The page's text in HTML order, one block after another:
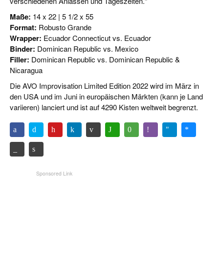
Maße: 14 x 22 | 5 1/2 x 55
Format: Robusto Grande
Wrapper: Ecuador Connecticut vs. Ecuador
Binder: Dominican Republic vs. Mexico
Filler: Dominican Republic vs. Dominican Republic &
Nicaragua
Die AVO Improvisation Limited Edition 2022 wird im März in
den USA und im Juni in europäischen Märkten (kann je Land
variieren) lanciert und ist auf 4290 Kisten weltweit begrenzt.